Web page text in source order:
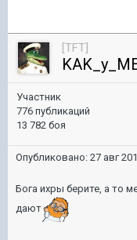
[TFT]
Участник
776 публикаций
13 782 боя
Опубликовано: 27 авг
Бога ихры берите, а то
дают